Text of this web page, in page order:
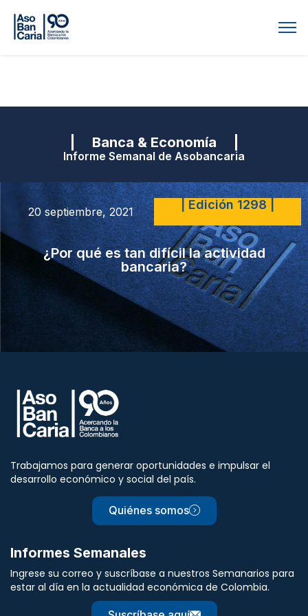
| Banca & Economía |
Informe Semanal de Asobancaria
20 septiembre, 2021 | Edición 1298 |
¿Por qué es tan difícil la actividad
bancaria?
Trabajamos para generar oportunidades e impulsar el
desarrollo económico y social del país.
Quiénes somos
Informes Semanales
Ingrese su correo y suscríbase a nuestros Semanarios para
estar al día en la actualidad económica de Colombia.